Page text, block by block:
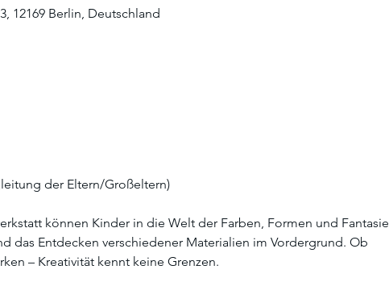
12169 Berlin, Deutschland
der Eltern/Großeltern)
können Kinder in die Welt der Farben, Formen und Fantasie
das Entdecken verschiedener Materialien im Vordergrund. Ob
– Kreativität kennt keine Grenzen.